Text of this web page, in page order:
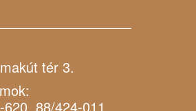
tér 3.
88/424-011